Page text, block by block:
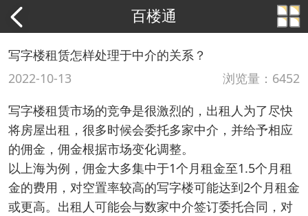
百楼通
写字楼租赁怎样处理于中介的关系？
2022-10-13
浏览量：6452
写字楼租赁市场的竞争是很激烈的，出租人为了尽快
将房屋出租，很多时候会委托多家中介，并给予相应
的佣金，佣金根据市场变化调整。
以上海为例，佣金大多集中于1个月租金至1.5个月租
金的费用，对空置率较高的写字楼可能达到2个月租金
或更高。出租人可能会与数家中介签订委托合同，对